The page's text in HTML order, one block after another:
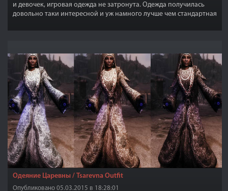
и девочек, игровая одежда не затронута. Одежда получилась
довольно таки интересной и уж намного лучше чем стандартная
Одеяние Царевны / Tsarevna Outfit
Опубликовано 05.03.2015 в 18:28:01